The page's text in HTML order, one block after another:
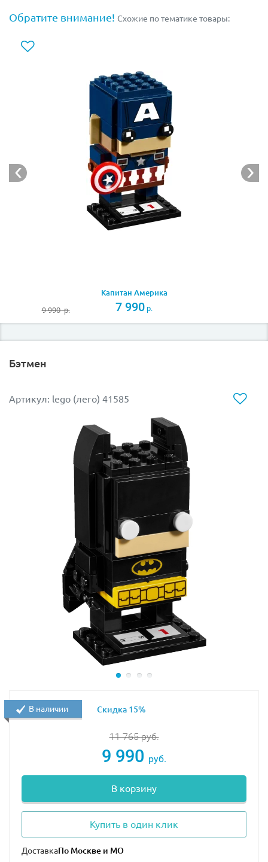
В комплект входит демонстрационная панель,
размером
индивидуальный серийный номер персонажа и
символ LEGO BrickHeadz.
При желании можно собрать целую коллекцию
Мстителей, объединив Железного человека с
Капитаном Америка
(Лего 41589), Чёрной вдовой
Халком (Лего 41592).
Следует отметить, что стандартная конструкция всех
фигурок BrickHeadz, состоящая из массивного торса и
огромной головы, позволяет неоднократно
переделывать героев, создавая собственных
фантастических персонажей с уникальными
сверхспособностями.
Обратите внимание! Схожие по тематике товары:
Капитан Америка
9 990р. 7 990р.
Бэтмен
Артикул: lego (лего) 41585
11 765руб.
9 990 руб.
В корзину
Купить в один клик
Доставка
В наличии Скидка 15%